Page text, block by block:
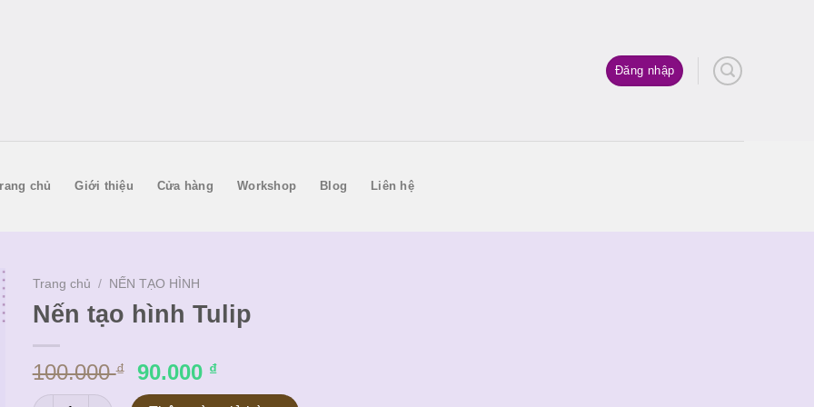
Đăng nhập
chủ Giới thiệu Cửa hàng Workshop Blog Liên hệ
Trang chủ / NẾN TẠO HÌNH
Nến tạo hình Tulip
100.000₫
Giá
gốc
90.000 ₫Giá
hiện
Nến tạo hình Tulip số lượng